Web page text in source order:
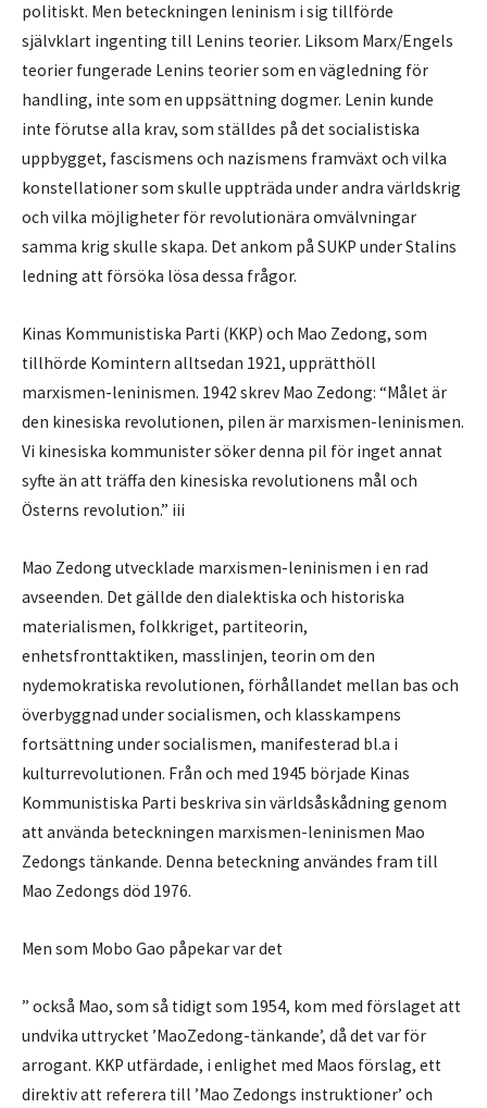
politiskt. Men beteckningen leninism i sig tillförde
självklart ingenting till Lenins teorier. Liksom Marx/Engels
teorier fungerade Lenins teorier som en vägledning för
handling, inte som en uppsättning dogmer. Lenin kunde
inte förutse alla krav, som ställdes på det socialistiska
uppbygget, fascismens och nazismens framväxt och vilka
konstellationer som skulle uppträda under andra världskrig
och vilka möjligheter för revolutionära omvälvningar
samma krig skulle skapa. Det ankom på SUKP under Stalins
ledning att försöka lösa dessa frågor.
Kinas Kommunistiska Parti (KKP) och Mao Zedong, som
tillhörde Komintern alltsedan 1921, upprätthöll
marxismen-leninismen. 1942 skrev Mao Zedong: “Målet är
den kinesiska revolutionen, pilen är marxismen-leninismen.
Vi kinesiska kommunister söker denna pil för inget annat
syfte än att träffa den kinesiska revolutionens mål och
Österns revolution.” iii
Mao Zedong utvecklade marxismen-leninismen i en rad
avseenden. Det gällde den dialektiska och historiska
materialismen, folkkriget, partiteorin,
enhetsfronttaktiken, masslinjen, teorin om den
nydemokratiska revolutionen, förhållandet mellan bas och
överbyggnad under socialismen, och klasskampens
fortsättning under socialismen, manifesterad bl.a i
kulturrevolutionen. Från och med 1945 började Kinas
Kommunistiska Parti beskriva sin världsåskådning genom
att använda beteckningen marxismen-leninismen Mao
Zedongs tänkande. Denna beteckning användes fram till
Mao Zedongs död 1976.
Men som Mobo Gao påpekar var det
” också Mao, som så tidigt som 1954, kom med förslaget att
undvika uttrycket ’MaoZedong-tänkande’, då det var för
arrogant. KKP utfärdade, i enlighet med Maos förslag, ett
direktiv att referera till ’Mao Zedongs instruktioner’ och